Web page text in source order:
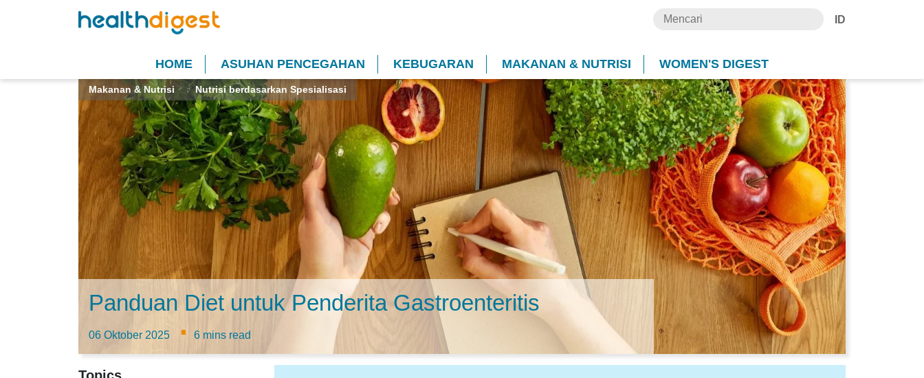
ID
HOME ASUHAN PENCEGAHAN KEBUGARAN MAKANAN & NUTRISI WOMEN'S DIGEST
Makanan & Nutrisi Nutrisi berdasarkan Spesialisasi
Panduan Diet untuk Penderita Gastroenteritis
06 Oktober 2025 · 6 mins read